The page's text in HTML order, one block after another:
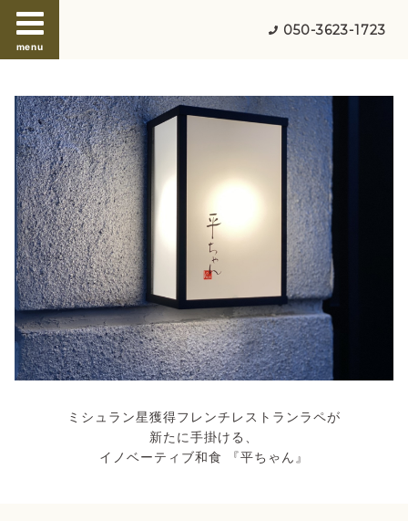
menu
050-3623-1723
ミシュラン星獲得フレンチレストランラペが
新たに手掛ける、
イノベーティブ和食 『平ちゃん』